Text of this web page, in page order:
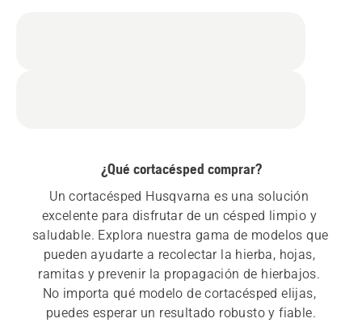
¿Qué cortacésped comprar?
Un cortacésped Husqvarna es una solución
excelente para disfrutar de un césped limpio y
saludable. Explora nuestra gama de modelos que
pueden ayudarte a recolectar la hierba, hojas,
ramitas y prevenir la propagación de hierbajos.
No importa qué modelo de cortacésped elijas,
puedes esperar un resultado robusto y fiable.